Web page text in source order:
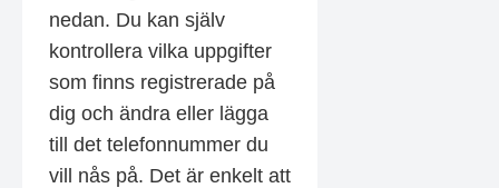
nedan. Du kan själv
kontrollera vilka uppgifter
som finns registrerade på
dig och ändra eller lägga
till det telefonnummer du
vill nås på. Det är enkelt att